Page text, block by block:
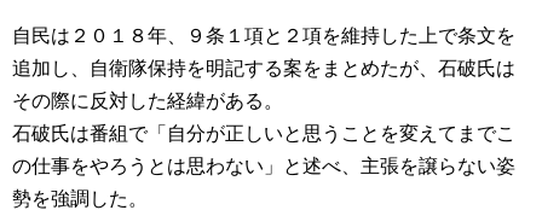
自民は２０１８年、９条１項と２項を維持した上で条文を
追加し、自衛隊保持を明記する案をまとめたが、石破氏は
その際に反対した経緯がある。
石破氏は番組で「自分が正しいと思うことを変えてまでこ
の仕事をやろうとは思わない」と述べ、主張を譲らない姿
勢を強調した。